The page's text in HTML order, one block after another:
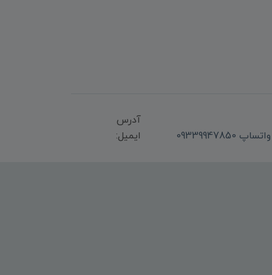
آدرس
ایمیل: